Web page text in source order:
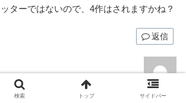
ターではないので、4作はされますかね？
返信
相応しい、歌うまコンビが誕生しそ
検索 トップ サイドバー